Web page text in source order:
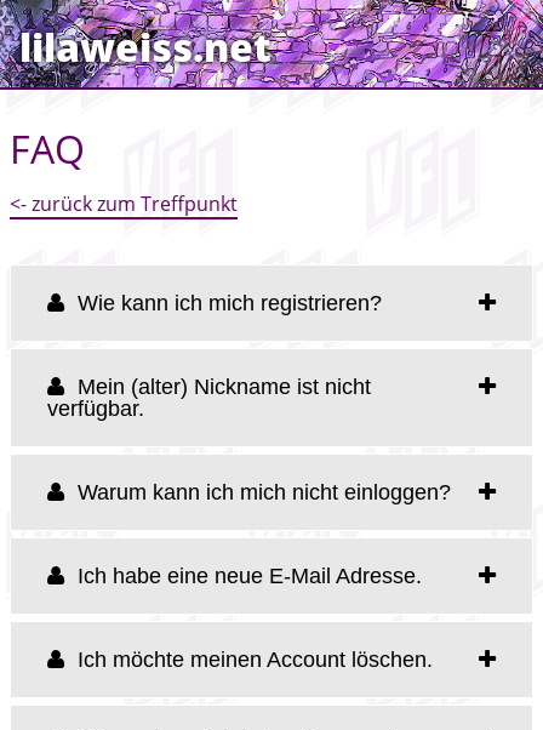
lilaweiss.net
FAQ
<- zurück zum Treffpunkt
Wie kann ich mich registrieren?
Mein (alter) Nickname ist nicht
verfügbar.
Warum kann ich mich nicht einloggen?
Ich habe eine neue E-Mail Adresse.
Ich möchte meinen Account löschen.